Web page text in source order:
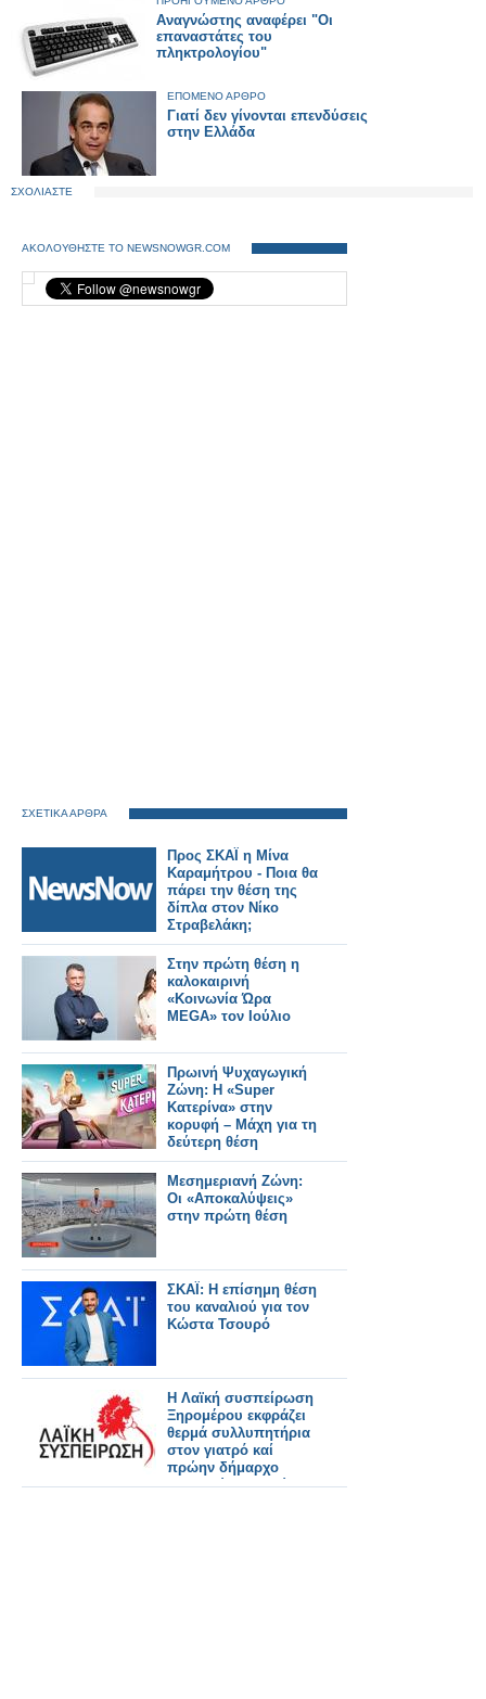
Αναγνώστης αναφέρει "Οι
επαναστάτες του
πληκτρολογίου"
ΕΠΟΜΕΝΟ ΑΡΘΡΟ
Γιατί δεν γίνονται επενδύσεις
στην Ελλάδα
ΣΧΟΛΙΑΣΤΕ
ΑΚΟΛΟΥΘΗΣΤΕ ΤΟ NEWSNOWGR.COM
ΣΧΕΤΙΚΑ ΑΡΘΡΑ
Προς ΣΚΑΪ η Μίνα
Καραμήτρου - Ποια θα
πάρει την θέση της
δίπλα στον Νίκο
Στραβελάκη;
Στην πρώτη θέση η
καλοκαιρινή
«Κοινωνία Ώρα
MEGA» τον Ιούλιο
Πρωινή Ψυχαγωγική
Ζώνη: Η «Super
Κατερίνα» στην
κορυφή – Μάχη για τη
δεύτερη θέση
Μεσημεριανή Ζώνη:
Οι «Αποκαλύψεις»
στην πρώτη θέση
ΣΚΑΪ: Η επίσημη θέση
του καναλιού για τον
Κώστα Τσουρό
Η Λαϊκή συσπείρωση
Ξηρομέρου εκφράζει
θερμά συλλυπητήρια
στον γιατρό καί
πρώην δήμαρχο
Αστακού Παναγιώτη